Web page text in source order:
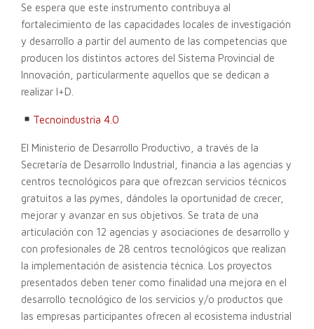
Se espera que este instrumento contribuya al
fortalecimiento de las capacidades locales de investigación
y desarrollo a partir del aumento de las competencias que
producen los distintos actores del Sistema Provincial de
Innovación, particularmente aquellos que se dedican a
realizar I+D.
Tecnoindustria 4.0
El Ministerio de Desarrollo Productivo, a través de la
Secretaría de Desarrollo Industrial, financia a las agencias y
centros tecnológicos para que ofrezcan servicios técnicos
gratuitos a las pymes, dándoles la oportunidad de crecer,
mejorar y avanzar en sus objetivos. Se trata de una
articulación con 12 agencias y asociaciones de desarrollo y
con profesionales de 28 centros tecnológicos que realizan
la implementación de asistencia técnica. Los proyectos
presentados deben tener como finalidad una mejora en el
desarrollo tecnológico de los servicios y/o productos que
las empresas participantes ofrecen al ecosistema industrial